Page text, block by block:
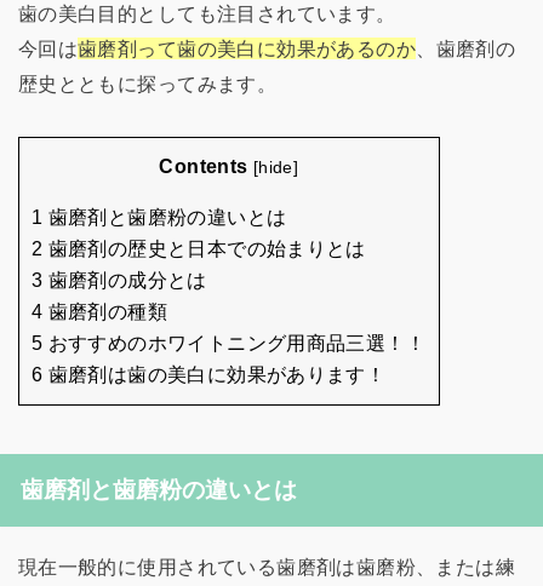
歯の美白目的としても注目されています。
今回は歯磨剤って歯の美白に効果があるのか 、歯磨剤の
歴史とともに探ってみます。
Contents [hide]
1 歯磨剤と歯磨粉の違いとは
2 歯磨剤の歴史と日本での始まりとは
3 歯磨剤の成分とは
4 歯磨剤の種類
5 おすすめのホワイトニング用商品三選！！
6 歯磨剤は歯の美白に効果があります！
歯磨剤と歯磨粉の違いとは
現在一般的に使用されている歯磨剤は歯磨粉、または練